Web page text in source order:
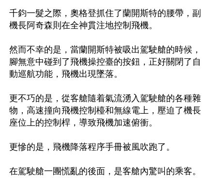
千鈞一髮之際，奧格登抓住了蘭開斯特的腰帶，副
機長阿奇森則在全神貫注地控制飛機。
然而不幸的是，當蘭開斯特被吸出駕駛艙的時候，
腳無意中碰到了飛機操控臺的按鈕，正好關閉了自
動巡航功能，飛機出現墜落。
更不巧的是，從客艙隨着氣流湧入駕駛艙的各種雜
物，高速撞向飛機控制檯和無線電上，壓迫了機長
座位上的控制桿，導致飛機加速俯衝。
更慘的是，飛機降落程序手冊被風吹跑了。
在駕駛艙一團慌亂的後面，是客艙內驚叫的乘客。